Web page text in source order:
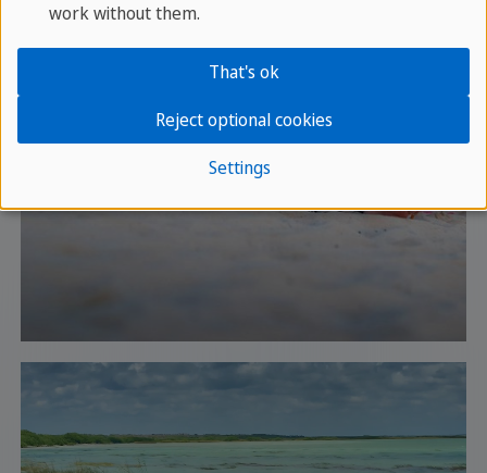
work without them.
Settings
Reject optional cookies
That's ok